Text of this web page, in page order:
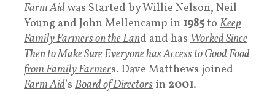
Farm Aidwas Started by Willie Nelson, Neil
Young and John Mellencamp in 1985to Keep
Family Farmers on the Land and has Worked Since
Then to Make Sure Everyone has Access to Good Food
from Family Farmers. Dave Matthews joined
Farm Aid’s Board of Directors in 2001.